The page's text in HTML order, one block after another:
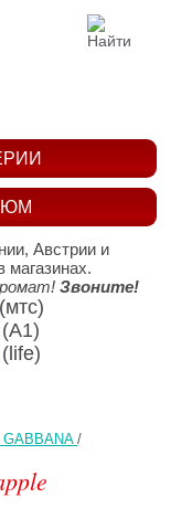
GABBANA /
Австрии и
Звоните!
(A1)